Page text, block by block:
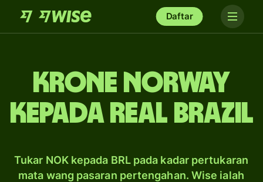
Daftar
krone Norway
kepada real Brazil
Tukar NOK kepada BRL pada kadar pertukaran
mata wang pasaran pertengahan. Wise ialah